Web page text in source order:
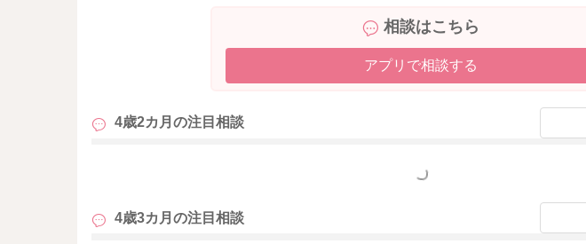
相談はこちら
アプリで相談する
4歳2カ月の注目相談
もっと見る
4歳3カ月の注目相談